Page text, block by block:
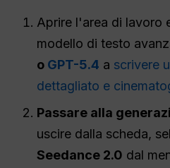
Aprire l'area di lavoro
modello di testo
o GPT-5.4 a scrivere
dettagliato e
Passare alla
uscire dalla scheda,
Seedance 2.0 dal